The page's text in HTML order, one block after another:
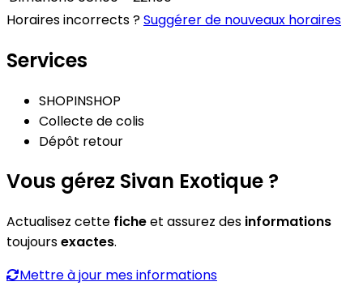
Horaires incorrects ?Suggérer de nouveaux horaires
Services
SHOPINSHOP
Collecte de colis
Dépôt retour
Vous gérez Sivan Exotique ?
Actualisez cette ficheet assurez des informations
toujoursexactes.
Mettre à jour mes informations